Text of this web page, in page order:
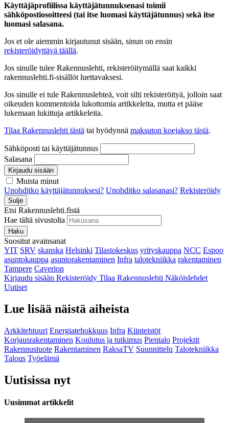
Käyttäjäprofiilissa käyttäjätunnuksenasi toimii
sähköpostiosoitteesi (tai itse luomasi käyttäjätunnus) sekä itse
luomasi salasana.
Jos et ole aiemmin kirjautunut sisään, sinun on ensin
rekisteröidyttävä täällä.
Jos sinulle tulee Rakennuslehti, rekisteröitymällä saat kaikki
rakennuslehti.fi-sisällöt luettavaksesi.
Jos sinulle ei tule Rakennuslehteä, voit silti rekisteröityä, jolloin saat
oikeuden kommentoida lukottomia artikkeleita, mutta et pääse
lukemaan lukittuja artikkeleita.
Tilaa Rakennuslehti tästä tai hyödynnä maksuton koejakso tästä.
Sähköposti tai käyttäjätunnus
Salasana
Kirjaudu sisään
Muista minut
Unohditko käyttäjätunnuksesi? Unohditko salasanasi? Rekisteröidy
Sulje
Etsi Rakennuslehti.fistä
Hae tältä sivustolta
Haku
Suositut avainsanat
YIT SRV skanska Helsinki Tilastokeskus yrityskauppa NCC Espoo
asuntokauppa asuntorakentaminen Infra talotekniikka rakentaminen
Tampere Caverion
Kirjaudu sisään Rekisteröidy Tilaa Rakennuslehti Näköislehdet
Uutiset
Lue lisää näistä aiheista
Arkkitehtuuri Energiatehokkuus Infra Kiinteistöt
Korjausrakentaminen Koulutus ja tutkimus Pientalo Projektit
Rakennustuote Rakentaminen RaksaTV Suunnittelu Talotekniikka
Talous Työelämä
Uutisissa nyt
Uusimmat artikkelit